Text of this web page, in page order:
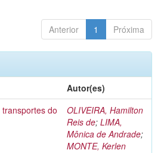
Anterior 1 Próxima
Autor(es)
do
OLIVEIRA, Hamilton
Reis de; LIMA,
Mônica de Andrade;
MONTE, Kerlen